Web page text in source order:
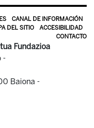
CANAL DE INFORMACIÓN
DEL SITIO
ACCESIBILIDAD
CONTACTO
Fundazioa
-
Baiona -